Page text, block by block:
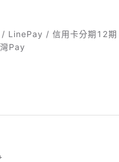
/ LinePay / 信用卡分期12
Pay